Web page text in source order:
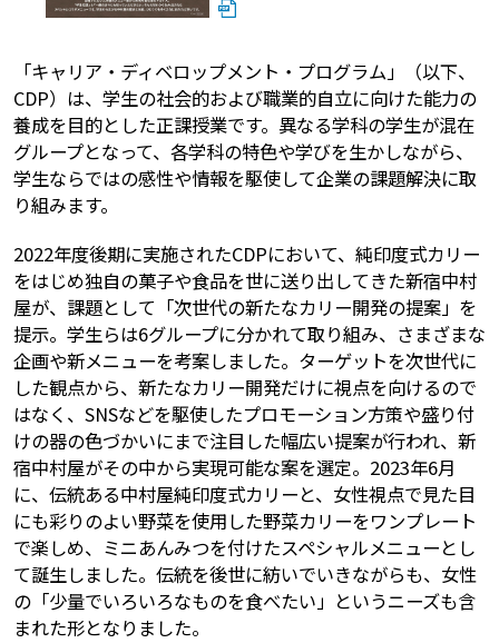
「キャリア・ディベロップメント・プログラム」（以下、
CDP）は、学生の社会的および職業的自立に向けた能力の
養成を目的とした正課授業です。異なる学科の学生が混在
グループとなって、各学科の特色や学びを生かしながら、
学生ならではの感性や情報を駆使して企業の課題解決に取
り組みます。
2022年度後期に実施されたCDPにおいて、純印度式カリー
をはじめ独自の菓子や食品を世に送り出してきた新宿中村
屋が、課題として「次世代の新たなカリー開発の提案」を
提示。学生らは6グループに分かれて取り組み、さまざまな
企画や新メニューを考案しました。ターゲットを次世代に
した観点から、新たなカリー開発だけに視点を向けるので
はなく、SNSなどを駆使したプロモーション方策や盛り付
けの器の色づかいにまで注目した幅広い提案が行われ、新
宿中村屋がその中から実現可能な案を選定。2023年6月
に、伝統ある中村屋純印度式カリーと、女性視点で見た目
にも彩りのよい野菜を使用した野菜カリーをワンプレート
で楽しめ、ミニあんみつを付けたスペシャルメニューとし
て誕生しました。伝統を後世に紡いでいきながらも、女性
の「少量でいろいろなものを食べたい」というニーズも含
まれた形となりました。